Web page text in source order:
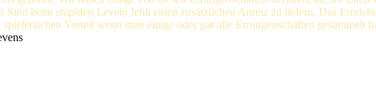
Sinn beim stupiden Leveln fehlt einen zusätzlichen Anreiz zu liefern. Das
Vorteil wenn man einige oder gar alle Errungenschaften gesammelt